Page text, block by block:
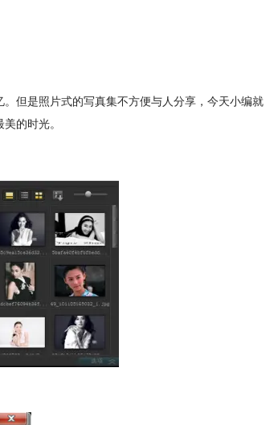
但是照片式的写真集不方便与人分享，今天小编就
的时光。